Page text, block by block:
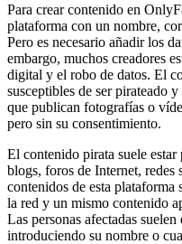
Para crear contenido en
plataforma con un nombre,
Pero es necesario añadir los
embargo, muchos creadores
digital y el robo de datos. El
susceptibles de ser pirateado
que publican fotografías o
pero sin su consentimiento.
El contenido pirata suele
blogs, foros de Internet, redes
contenidos de esta plataforma
la red y un mismo contenido
Las personas afectadas
introduciendo su nombre o